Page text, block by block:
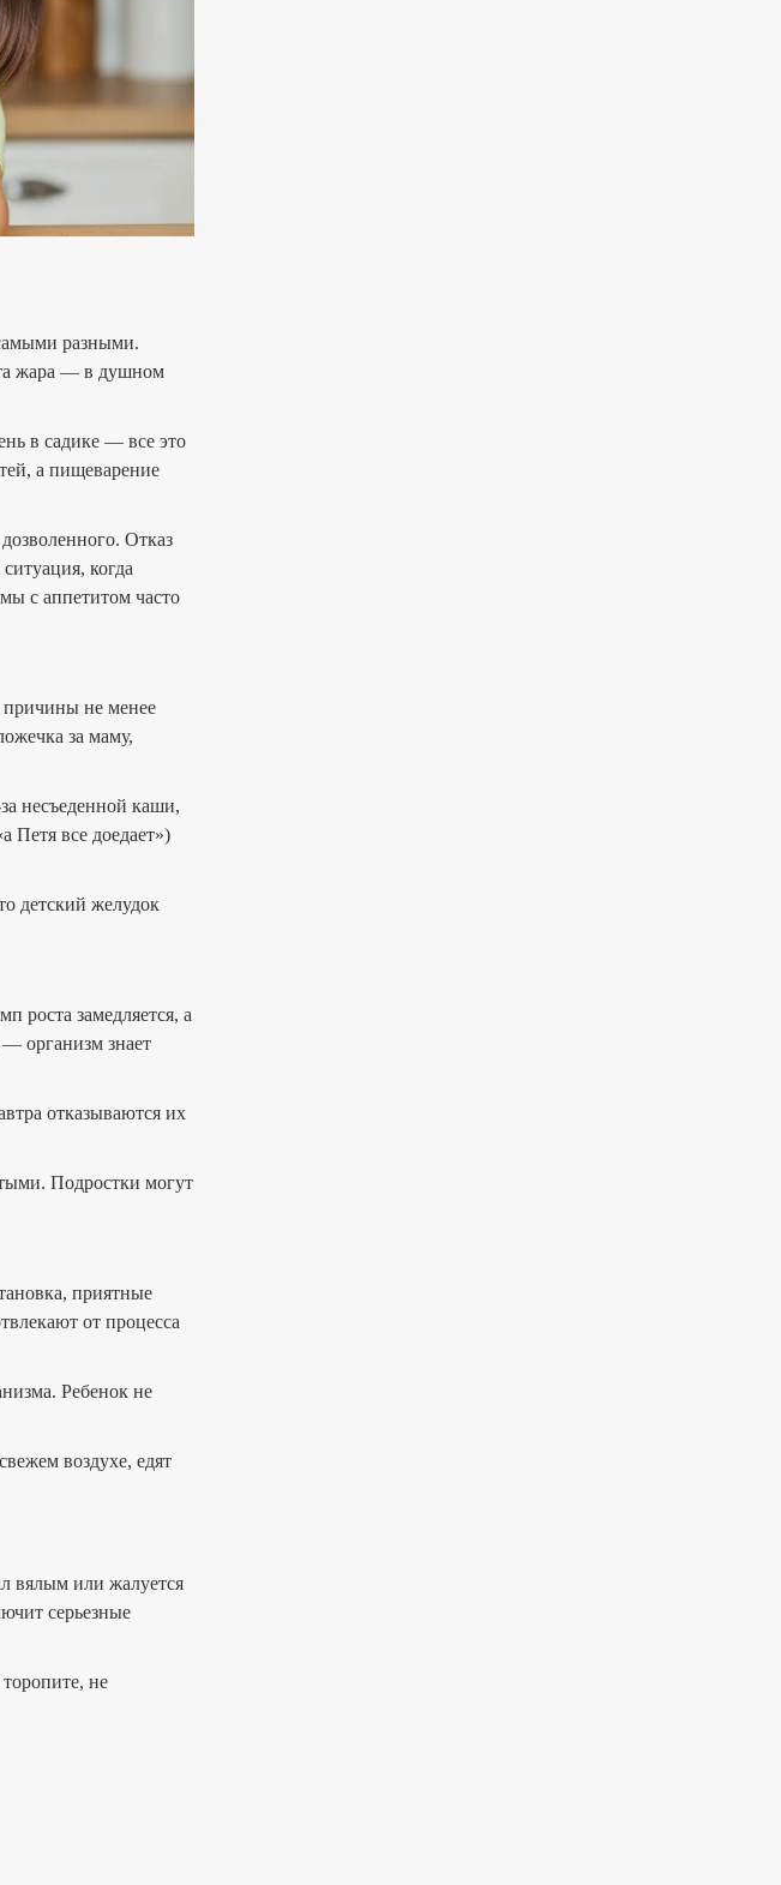
разными.
жара — в душном
в садике — все это
а пищеварение
Отказ
когда
с аппетитом часто
причины не менее
за маму,
несъеденной каши,
Петя все доедает»)
детский желудок
роста замедляется, а
— организм знает
отказываются их
Подростки могут
приятные
от процесса
Ребенок не
воздухе, едят
вялым или жалуется
серьезные
не